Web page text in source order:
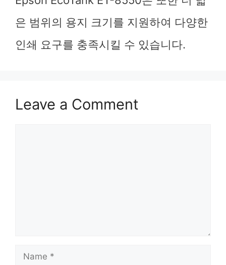
은 범위의 용지 크기를 지원하여 다양한
인쇄 요구를 충족시킬 수 있습니다.
Leave a Comment
Name